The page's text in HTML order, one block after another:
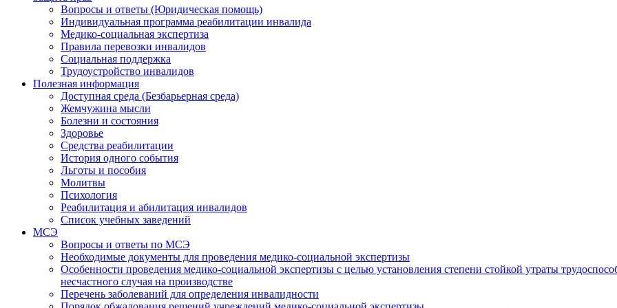
Вопросы и ответы (Юридическая помощь)
Индивидуальная программа реабилитации инвалида
Медико-социальная экспертиза
Правила перевозки инвалидов
Социальная поддержка
Трудоустройство инвалидов
Полезная информация
Доступная среда (Безбарьерная среда)
Жемчужина мысли
Болезни и состояния
Здоровье
Средства реабилитации
История одного события
Льготы и пособия
Молитвы
Психология
Реабилитация и абилитация инвалидов
Список учебных заведений
МСЭ
Вопросы и ответы по МСЭ
Необходимые документы для проведения медико-социальной экспертизы
Особенности проведения медико-социальной экспертизы с целью установления степени стойкой утраты
несчастного случая на производстве
Перечень заболеваний для определения инвалидности